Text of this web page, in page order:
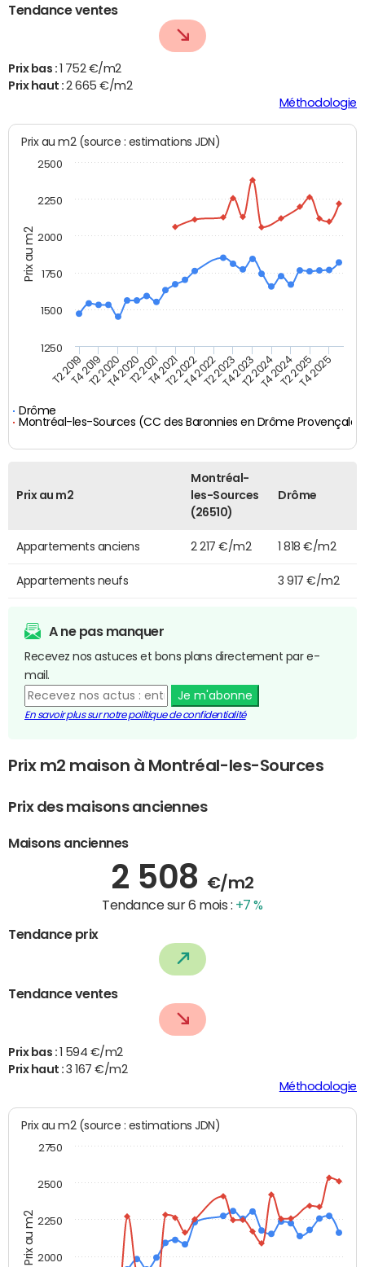
Tendance ventes
Prix bas : 1 752 €/m2
Prix haut :2 665 €/m2
Méthodologie
Prix au m2
Prix au m2 (source : estimations JDN)
Drôme
Montréal-les-Sources (CC des Baronnies en Drôme Provençale)
T2 2019T4 2019T2 2020T4 2020T2 2021T4 2021T2 2022T4 2022T2 2023T4 2023T2 2024T4 2024T2 2025T4 2025
1250
1500
1750
2000
2250
2500
Prix au m2
Montréal-
les-Sources
(26510)
Drôme
Appartements anciens 2 217 €/m2 1 818 €/m2
Appartements neufs 3 917 €/m2
A ne pas manquer
Recevez nos astuces et bons plans directement par e-
mail.
Je m'abonne
En savoir plus sur notre politique de confidentialité
Prix m2 maison à Montréal-les-Sources
Prix des maisons anciennes
Maisons anciennes
2 508 €/m2
Tendance sur 6 mois : +7 %
Tendance prix
Tendance ventes
Prix bas :
1 594 €/m2
Prix haut :3 167 €/m2
Méthodologie
Prix au m2
Prix au m2 (source : estimations JDN)
2000
2250
2500
2750